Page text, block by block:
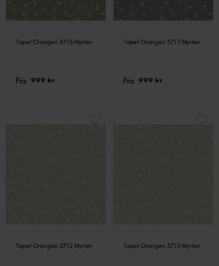
Tapet Orangeri 5716 Myrten
Pris 999 kr
Tapet Orangeri 5717 Myrten
Pris 999 kr
Tapet Orangeri 5712 Myrten Tapet Orangeri 5713 Myrten